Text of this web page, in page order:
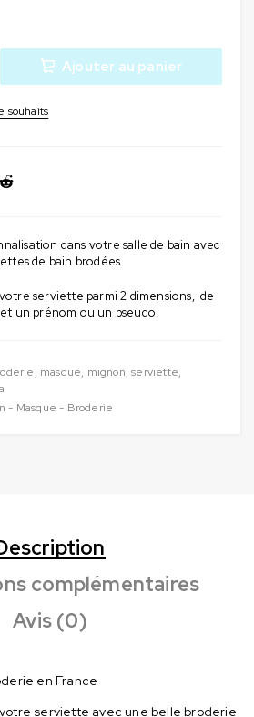
dans votre salle de bain avec
de bain brodées.
serviette parmi 2 dimensions, de
un prénom ou un pseudo.
Ajouter au panier
, masque, mignon,serviette,
- Masque - Broderie
complémentaires
Avis (0)
en France
serviette avec une belle broderie